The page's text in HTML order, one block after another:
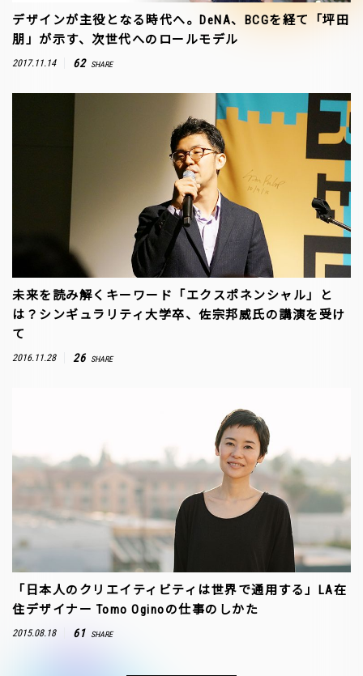
デザインが主役となる時代へ。DeNA、BCGを経て「坪田
朋」が示す、次世代へのロールモデル
2017.11.14 62 SHARE
未来を読み解くキーワード「エクスポネンシャル」と
は？シンギュラリティ大学卒、佐宗邦威氏の講演を受け
て
2016.11.28 26 SHARE
「日本人のクリエイティビティは世界で通用する」LA在
住デザイナー Tomo Oginoの仕事のしかた
2015.08.18 61 SHARE